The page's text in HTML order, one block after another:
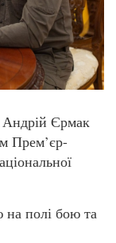
Андрій Єрмак
Прем’єр-
на полі бою та